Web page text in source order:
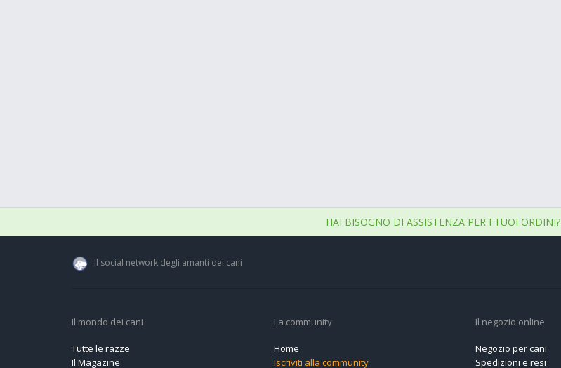
HAI BISOGNO DI ASSISTENZA PER I TUOI ORDINI?
Il social network degli amanti dei cani
Il mondo dei cani
Tutte le razze
Il Magazine
La community
Home
Iscriviti alla community
Il negozio online
Negozio per cani
Spedizioni e resi